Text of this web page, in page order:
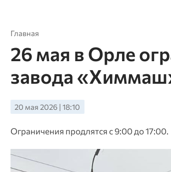
Главная
26 мая в Орле
завода
20 мая 2026 | 18:10
Ограничения продлятся с 9:00 до 17:00.